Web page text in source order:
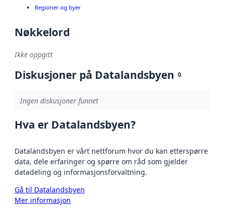
Regioner og byer
Nøkkelord
Ikke oppgitt
Diskusjoner på Datalandsbyen 0
Ingen diskusjoner funnet
Hva er Datalandsbyen?
Datalandsbyen er vårt nettforum hvor du kan etterspørre
data, dele erfaringer og spørre om råd som gjelder
datadeling og informasjonsforvaltning.
Gå til Datalandsbyen
Mer informasjon